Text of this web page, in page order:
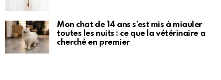
Mon chat de 14 ans s’est mis à miauler
toutes les nuits : ce que la vétérinaire a
cherché en premier